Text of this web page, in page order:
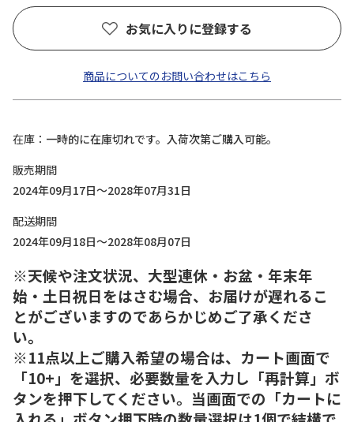
お気に入りに登録する
商品についてのお問い合わせはこちら
在庫
一時的に在庫切れです。入荷次第ご購入可能。
販売期間
2024年09月17日～2028年07月31日
配送期間
2024年09月18日～2028年08月07日
※天候や注文状況、大型連休・お盆・年末年
始・土日祝日をはさむ場合、お届けが遅れるこ
とがございますのであらかじめご了承くださ
い。
※11点以上ご購入希望の場合は、カート画面で
「10+」を選択、必要数量を入力し「再計算」ボ
タンを押下してください。当画面での「カートに